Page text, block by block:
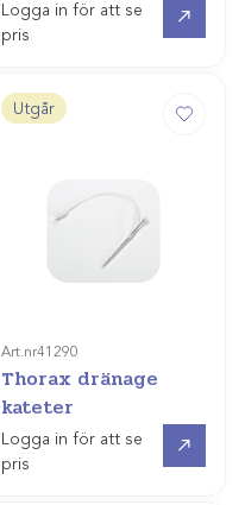
Logga in för att se
pris
Utgår
Art.nr41290
Thorax dränage
kateter
Logga in för att se
pris